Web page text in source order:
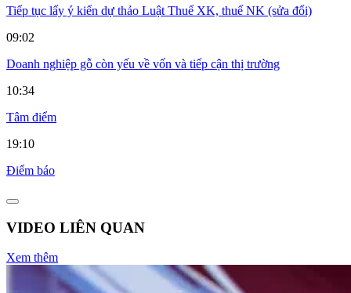
Tiếp tục lấy ý kiến dự thảo Luật Thuế XK, thuế NK (sửa đổi)
09:02
Doanh nghiệp gỗ còn yếu về vốn và tiếp cận thị trường
10:34
Tâm điểm
19:10
Điểm báo
VIDEO LIÊN QUAN
Xem thêm